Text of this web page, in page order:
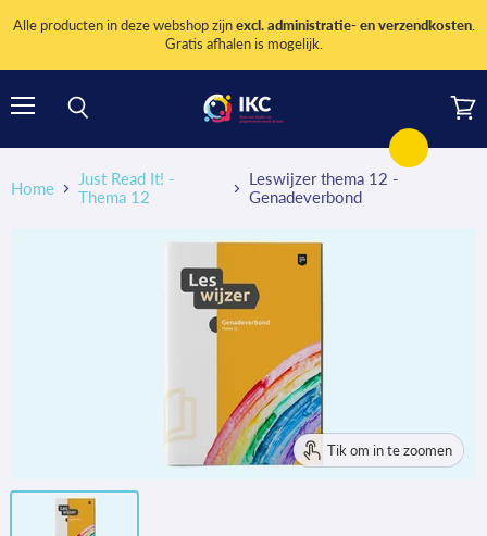
Alle producten in deze webshop zijnexcl. administratie- en verzendkosten.
Gratis afhalen is mogelijk.
Home
Just Read It! -
Thema 12
Leswijzer thema 12 -
Genadeverbond
Tik om in te zoomen